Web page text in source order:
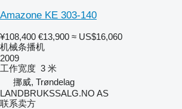
Amazone KE 303-140
¥108,400 €13,900 ≈ US$16,060
机械条播机
2009
工作宽度 3 米
挪威, Trøndelag
LANDBRUKSSALG.NO AS
联系卖方